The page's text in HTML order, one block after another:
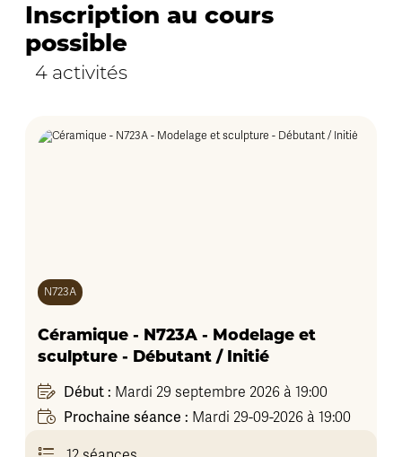
Inscription au cours
possible
4 activités
N723A
Céramique - N723A - Modelage et
sculpture - Débutant / Initié
Début : Mardi 29 septembre 2026 à 19:00
Prochaine séance : Mardi 29-09-2026 à 19:00